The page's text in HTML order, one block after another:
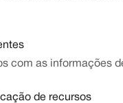
com as informações
de recursos